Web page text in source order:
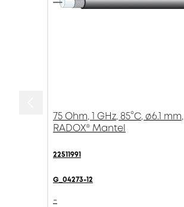
75 Ohm, 1 GHz, 85°C, ø6.1 mm,
RADOX® Mantel
22511991
G_04273-12
-